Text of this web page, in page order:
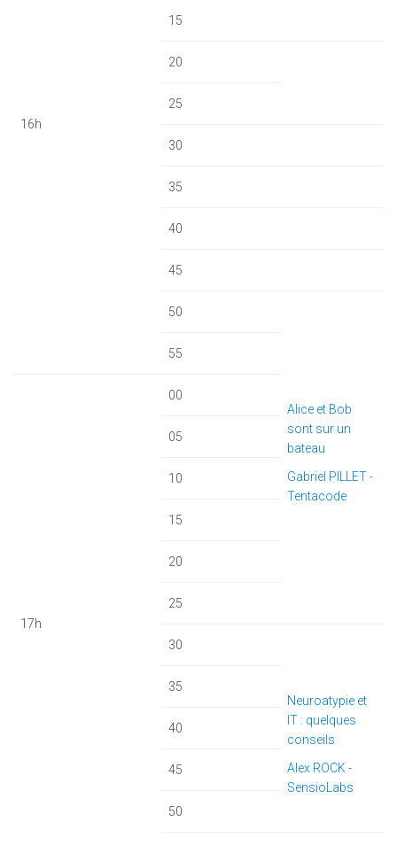
16h
15
20
25
30
35
40
45
50
Alice et Bob
sont sur un
bateau
Gabriel PILLET -
Tentacode
55
17h
00
05
10
15
20
25
30
35
Neuroatypie et
IT : quelques
conseils
Alex ROCK -
SensioLabs
40
45
50